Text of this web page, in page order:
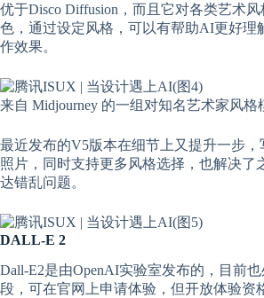
优于Disco Diffusion，而且它对各类艺术
色，通过设定风格，可以有帮助AI更好理
作效果。
来自 Midjourney 的一组对知名艺术家风格
最近发布的V5版本在细节上又提升一步，
照片，同时支持更多风格选择，也解决了
达错乱问题。
DALL-E 2
Dall-E2是由OpenAI实验室发布的，目前
段，可在官网上申请体验，但开放体验资